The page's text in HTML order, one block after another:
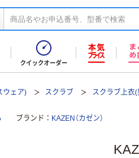
クイックオーダー
ウェア) スクラブ スクラブ上衣
ブランド KAZEN（カゼン）